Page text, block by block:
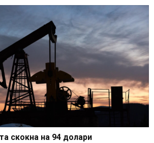
скокна на 94 долари